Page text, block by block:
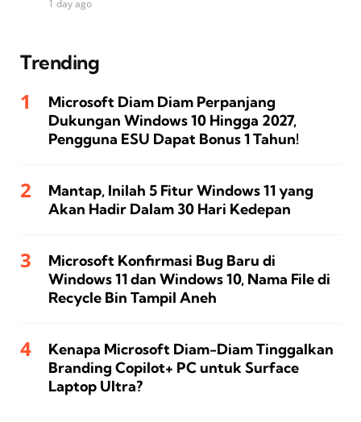
1 day ago
Trending
Microsoft Diam Diam Perpanjang
Dukungan Windows 10 Hingga 2027,
Pengguna ESU Dapat Bonus 1 Tahun!
Mantap, Inilah 5 Fitur Windows 11 yang
Akan Hadir Dalam 30 Hari Kedepan
Microsoft Konfirmasi Bug Baru di
Windows 11 dan Windows 10, Nama File di
Recycle Bin Tampil Aneh
Kenapa Microsoft Diam-Diam Tinggalkan
Branding Copilot+ PC untuk Surface
Laptop Ultra?